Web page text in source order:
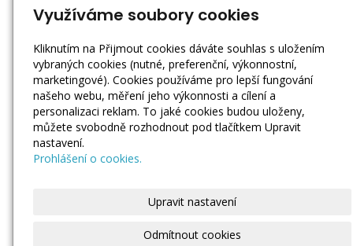
Využíváme soubory cookies
Kliknutím na Přijmout cookies dáváte souhlas s uložením
vybraných cookies (nutné, preferenční, výkonnostní,
marketingové). Cookies používáme pro lepší fungování
našeho webu, měření jeho výkonnosti a cílení a
personalizaci reklam. To jaké cookies budou uloženy,
můžete svobodně rozhodnout pod tlačítkem Upravit
nastavení.
Prohlášení o cookies.
Upravit nastavení
Odmítnout cookies